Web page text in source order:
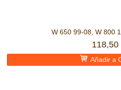
W 650 99-08, W 800
118,50
Añadir a